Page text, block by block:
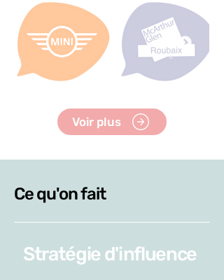
Voir plus
Ce qu'on fait
Stratégie d'influence